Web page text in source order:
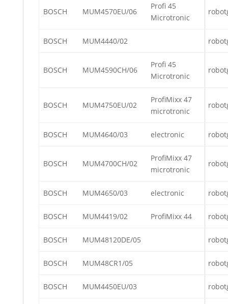
BOSCH MUM4570EU/06
Profi 45
Microtronic
BOSCH MUM4440/02
BOSCH MUM4590CH/06
Profi 45
Microtronic
BOSCH MUM4750EU/02
ProfiMixx 47
microtronic
BOSCH MUM4640/03 electronic
BOSCH MUM4700CH/02
ProfiMixx 47
microtronic
BOSCH MUM4650/03 electronic
BOSCH MUM4419/02 ProfiMixx 44
BOSCH MUM48120DE/05
BOSCH MUM48CR1/05
BOSCH MUM4450EU/03